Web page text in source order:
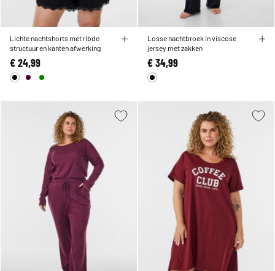
Lichte nachtshorts met ribde
structuur en kanten afwerking
€ 24,99
Losse nachtbroek in viscose
jersey met zakken
€ 34,99